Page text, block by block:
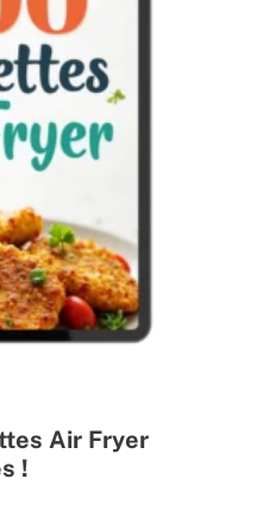
Air Fryer
!